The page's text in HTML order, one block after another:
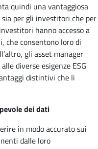
quindi una vantaggiosa
per gli investitori che per
hanno accesso a
che consentono loro di
gli asset manager
diverse esigenze ESG
distintivi che li
dei dati
in modo accurato sui
dalle loro